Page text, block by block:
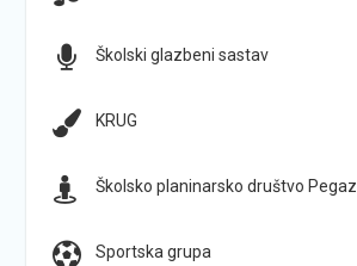
Školski glazbeni sastav
KRUG
Školsko planinarsko društvo Pegaz
Sportska grupa